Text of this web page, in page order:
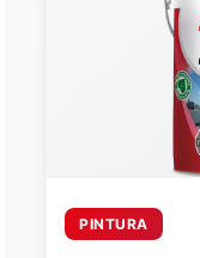
PINTURA